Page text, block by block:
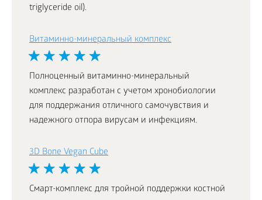
triglyceride oil).
Витаминно-минеральный комплекс
Полноценный витаминно-минеральный
комплекс разработан с учетом хронобиологии
для поддержания отличного самочувствия и
надежного отпора вирусам и инфекциям.
3D Bone Vegan Cube
Смарт-комплекс для тройной поддержки костной